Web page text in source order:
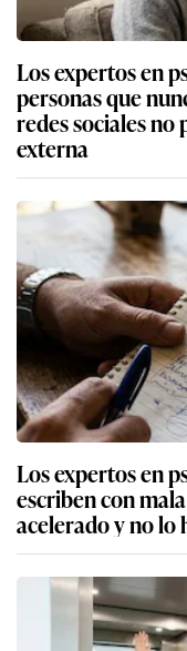
Los expertos en
personas que
redes sociales
externa
Los expertos en
escriben con
acelerado y no lo